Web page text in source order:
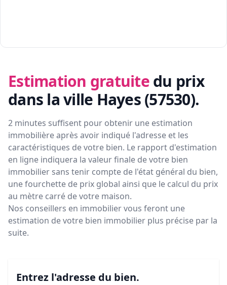
Estimation gratuite du prix
dans la ville Hayes (57530).
2 minutes suffisent pour obtenir une estimation
immobilière après avoir indiqué l'adresse et les
caractéristiques de votre bien. Le rapport d'estimation
en ligne indiquera la valeur finale de votre bien
immobilier sans tenir compte de l'état général du bien,
une fourchette de prix global ainsi que le calcul du prix
au mètre carré de votre maison.
Nos conseillers en immobilier vous feront une
estimation de votre bien immobilier plus précise par la
suite.
Entrez l'adresse du bien.